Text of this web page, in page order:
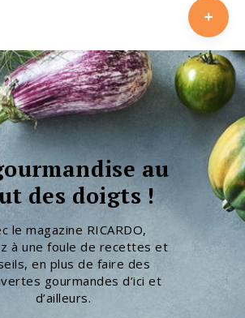
au
des doigts !
le magazine RICARDO,
à une foule de recettes et
en plus de faire des
gourmandes d’ici et
d’ailleurs.